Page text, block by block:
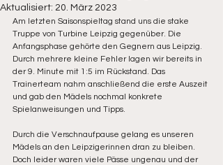
Aktualisiert: 20. März 2023
Am letzten Saisonspieltag stand uns die stake
Truppe von Turbine Leipzig gegenüber. Die
Anfangsphase gehörte den Gegnern aus Leipzig.
Durch mehrere kleine Fehler lagen wir bereits in
der 9. Minute mit 1:5 im Rückstand. Das
Trainerteam nahm anschließend die erste Auszeit
und gab den Mädels nochmal konkrete
Spielanweisungen und Tipps.
Durch die Verschnaufpause gelang es unseren
Mädels an den Leipzigerinnen dran zu bleiben.
Doch leider waren viele Pässe ungenau und der